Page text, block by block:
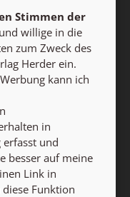
Stimmen der
und willige in die
zum Zweck des
Herder ein.
kann ich
in
erfasst und
besser auf meine
Link in
Funktion